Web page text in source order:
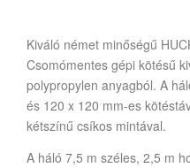
Kiváló német minőségű
Csomómentes gépi kötésű
polypropylen anyagból. A
és 120 x 120 mm-es
kétszínű csíkos mintával.
A háló 7,5 m széles, 2,5 m